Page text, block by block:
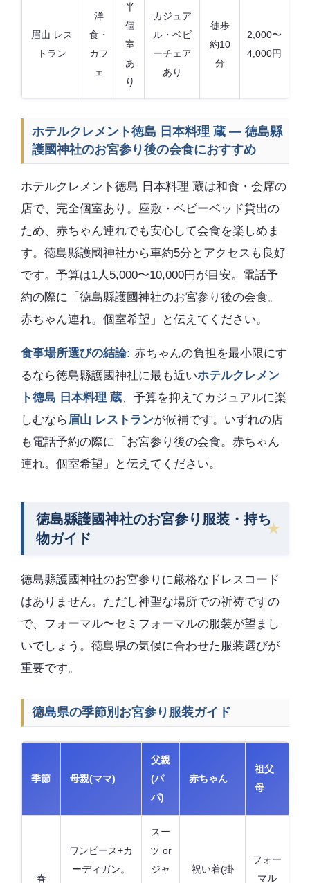
眉山 レス
トラン
洋
食・
カフ
ェ
半
個
室
あ
り
カジュア
ル・ベビ
ーチェア
あり
徒歩
約10
分
2,000〜
4,000円
ホテルクレメント徳島 日本料理 蔵 — 徳島縣
護國神社のお宮参り後の会食におすすめ
ホテルクレメント徳島 日本料理 蔵は和食・会席の
店で、完全個室あり。座敷・ベビーベッド貸出の
ため、赤ちゃん連れでも安心して会食を楽しめま
す。徳島縣護國神社から車約5分とアクセスも良好
です。予算は1人5,000〜10,000円が目安。電話予
約の際に「徳島縣護國神社のお宮参り後の会食。
赤ちゃん連れ。個室希望」と伝えてください。
食事場所選びの結論: 赤ちゃんの負担を最小限にす
るなら徳島縣護國神社に最も近いホテルクレメン
ト徳島 日本料理 蔵、予算を抑えてカジュアルに楽
しむなら 眉山 レストランが候補です。いずれの店
も電話予約の際に「お宮参り後の会食。赤ちゃん
連れ。個室希望」と伝えてください。
徳島縣護國神社のお宮参り服装・持ち
物ガイド
徳島縣護國神社のお宮参りに厳格なドレスコード
はありません。ただし神聖な場所での祈祷ですの
で、フォーマル〜セミフォーマルの服装が望まし
いでしょう。徳島県の気候に合わせた服装選びが
重要です。
徳島県の季節別お宮参り服装ガイド
季節 母親(ママ)
父親
(パ
パ)
赤ちゃん
祖父
母
春
ワンピース+カ
ーディガン。
スー
ツ or
ジャ
祝い着(掛
フォー
マル